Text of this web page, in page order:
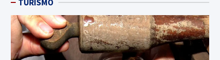
TURISMO